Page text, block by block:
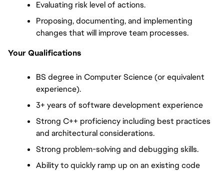
Evaluating risk level of actions.
Proposing, documenting, and implementing
changes that will improve team processes.
Your Qualifications
BS degree in Computer Science (or equivalent
experience).
3+ years of software development experience
Strong C++ proficiency including best practices
and architectural considerations.
Strong problem-solving and debugging skills.
Ability to quickly ramp up on an existing code